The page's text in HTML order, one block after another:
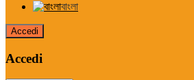
বাংলা
Accedi
Accedi